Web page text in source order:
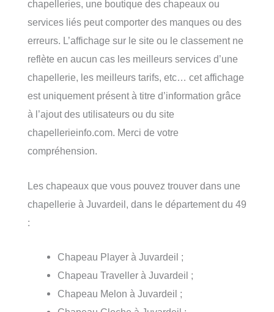
chapelleries, une boutique des chapeaux ou
services liés peut comporter des manques ou des
erreurs. L’affichage sur le site ou le classement ne
reflète en aucun cas les meilleurs services d’une
chapellerie, les meilleurs tarifs, etc… cet affichage
est uniquement présent à titre d’information grâce
à l’ajout des utilisateurs ou du site
chapellerieinfo.com. Merci de votre
compréhension.
Les chapeaux que vous pouvez trouver dans une
chapellerie à Juvardeil, dans le département du 49
:
Chapeau Player à Juvardeil ;
Chapeau Traveller à Juvardeil ;
Chapeau Melon à Juvardeil ;